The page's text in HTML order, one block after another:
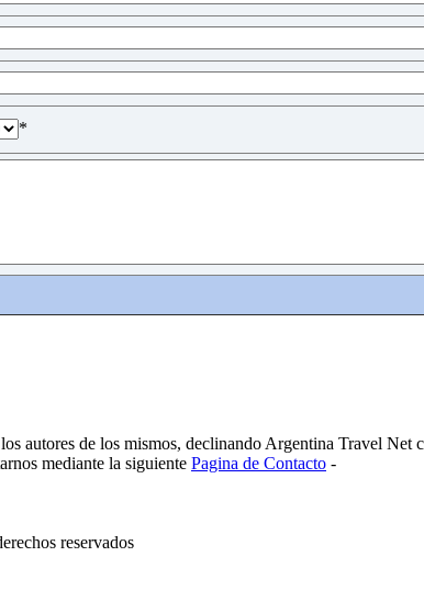
*
autores de los mismos, declinando Argentina Travel
mediante la siguiente Pagina de Contacto -
reservados